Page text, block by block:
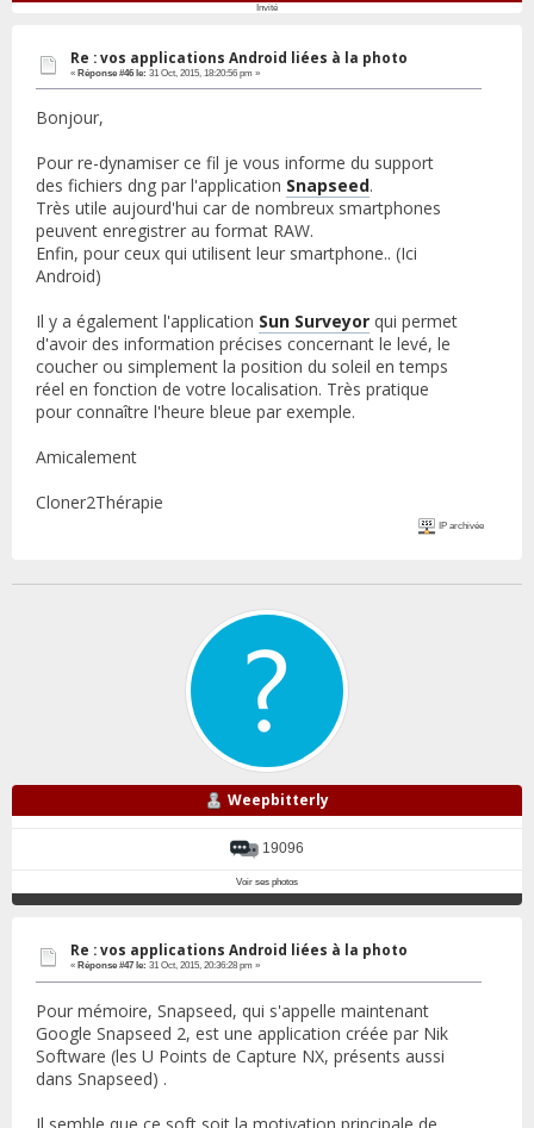
Invité
Re : vos applications Android liées à la photo
« Réponse #46 le: 31 Oct, 2015, 18:20:56 pm »
Bonjour,
Pour re-dynamiser ce fil je vous informe du support
des fichiers dng par l'application Snapseed.
Très utile aujourd'hui car de nombreux smartphones
peuvent enregistrer au format RAW.
Enfin, pour ceux qui utilisent leur smartphone.. (Ici
Android)
Il y a également l'application Sun Surveyor qui permet
d'avoir des information précises concernant le levé, le
coucher ou simplement la position du soleil en temps
réel en fonction de votre localisation. Très pratique
pour connaître l'heure bleue par exemple.
Amicalement
Cloner2Thérapie
IP archivée
Weepbitterly
19096
Voir ses photos
Re : vos applications Android liées à la photo
« Réponse #47 le: 31 Oct, 2015, 20:36:28 pm »
Pour mémoire, Snapseed, qui s'appelle maintenant
Google Snapseed 2, est une application créée par Nik
Software (les U Points de Capture NX, présents aussi
dans Snapseed) .
Il semble que ce soft soit la motivation principale de